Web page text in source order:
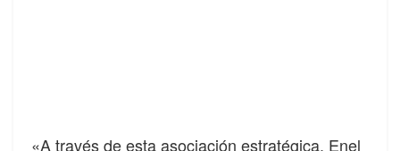
«A través de esta asociación estratégica, Enel